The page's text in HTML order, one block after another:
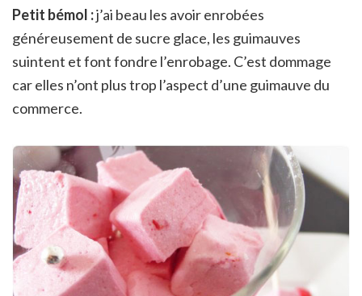
Petit bémol :j’ai beau les avoir enrobées
généreusement de sucre glace, les guimauves
suintent et font fondre l’enrobage. C’est dommage
car elles n’ont plus trop l’aspect d’une guimauve du
commerce.